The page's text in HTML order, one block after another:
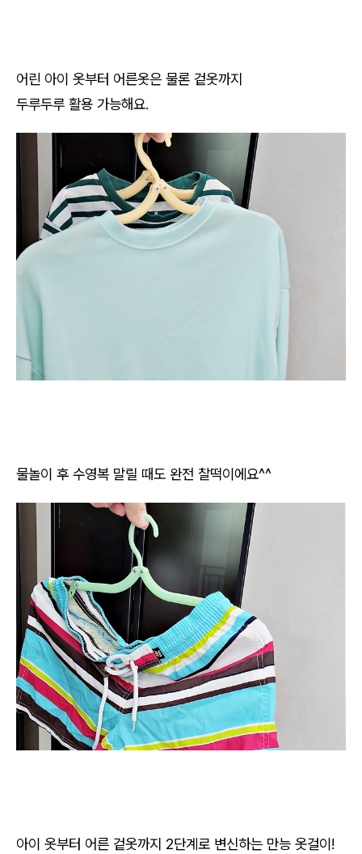
어린 아이 옷부터 어른옷은 물론 겉옷까지
두루두루 활용 가능해요.
물놀이 후 수영복 말릴 때도 완전 찰떡이에요^^
아이 옷부터 어른 겉옷까지 2단계로 변신하는 만능 옷걸이!